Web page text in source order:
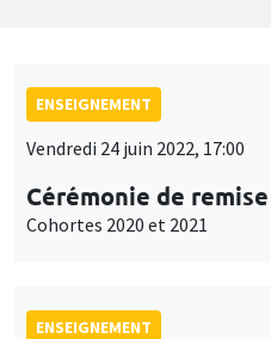
ENSEIGNEMENT
Vendredi 24 juin 2022, 17:00
Cérémonie de
Cohortes 2020 et 2021
ENSEIGNEMENT